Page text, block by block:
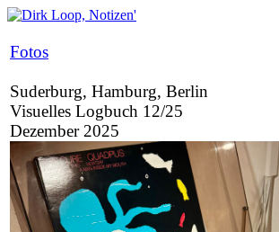
Fotos
Suderburg, Hamburg, Berlin
Visuelles Logbuch 12/25
Dezember 2025